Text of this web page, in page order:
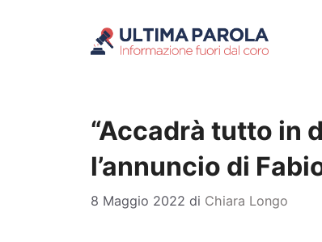
“Accadrà tutto in
l’annuncio di
8 Maggio 2022 di Chiara Longo